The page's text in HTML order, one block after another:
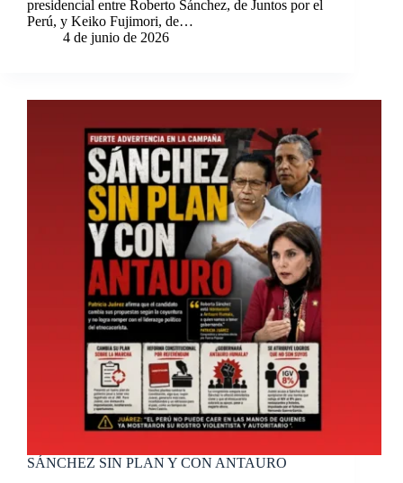
presidencial entre Roberto Sánchez, de Juntos por el
Perú, y Keiko Fujimori, de…
4 de junio de 2026
SÁNCHEZ SIN PLAN Y CON ANTAURO